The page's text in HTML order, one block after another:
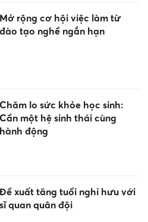
điểm chuẩn năm 2026
Trường Đại học Việt Nhật
thấp nhất là 20
HỌC 2026: Nhiều trường bắt
đầu công bố điểm chuẩn